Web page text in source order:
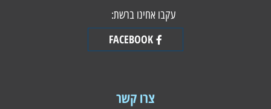
עקבו אחינו ברשת:
FACEBOOK
צרו קשר